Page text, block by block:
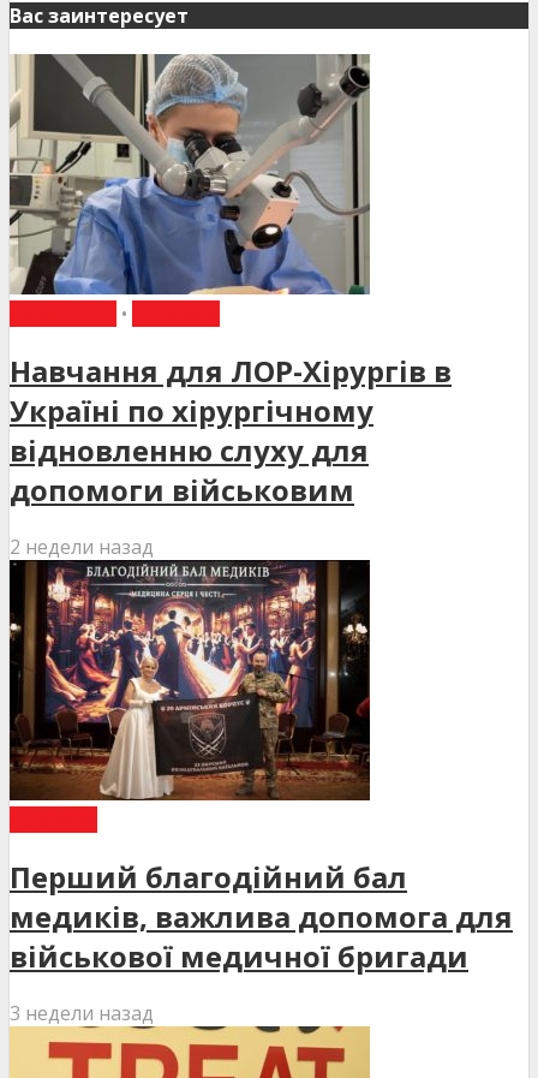
Вас заинтересует
•
Навчання для ЛОР-Хірургів в
Україні по хірургічному
відновленню слуху для
допомоги військовим
2 недели назад
Перший благодійний бал
медиків, важлива допомога для
військової медичної бригади
3 недели назад